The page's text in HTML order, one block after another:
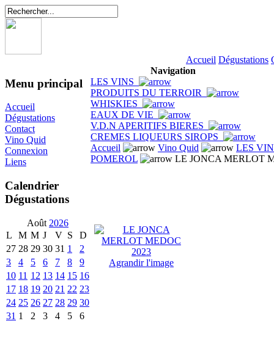
Accueil Dégustations
Menu principal
Accueil
Dégustations
Contact
Vino Quid
Connexion
Liens
Calendrier
Dégustations
Août 2026
L
M M J V S
D
27 28 29 30 31 1
2
3
4 5 6 7 8
9
10 11 12 13 14 15 16
17 18 19 20 21 22 23
24 25 26 27 28 29 30
31 1 2 3 4 5 6
Navigation
LES VINS
PRODUITS DU TERROIR
WHISKIES
EAUX DE VIE
V.D.N APERITIFS BIERES
CREMES LIQUEURS SIROPS
Accueil
Vino Quid
LES
POMEROL
LE JONCA MERLOT
Agrandir l'image